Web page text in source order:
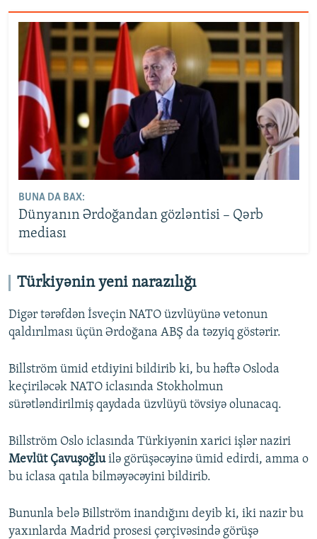
BUNA DA BAX:
Dünyanın Ərdoğandan gözləntisi – Qərb
mediası
Türkiyənin yeni narazılığı
Digər tərəfdən İsveçin NATO üzvlüyünə vetonun
qaldırılması üçün Ərdoğana ABŞ da təzyiq göstərir.
Billström ümid etdiyini bildirib ki, bu həftə Osloda
keçiriləcək NATO iclasında Stokholmun
sürətləndirilmiş qaydada üzvlüyü tövsiyə olunacaq.
Billström Oslo iclasında Türkiyənin xarici işlər naziri
Mevlüt Çavuşoğluilə görüşəcəyinə ümid edirdi, amma o
bu iclasa qatıla bilməyəcəyini bildirib.
Bununla belə Billström inandığını deyib ki, iki nazir bu
yaxınlarda Madrid prosesi çərçivəsində görüşə